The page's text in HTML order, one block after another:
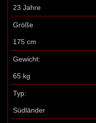
23 Jahre
Größe
175 cm
Gewicht:
65 kg
Typ:
Südländer